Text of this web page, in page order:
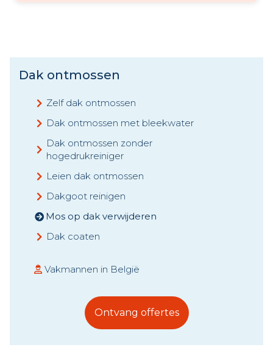
Dak ontmossen
Zelf dak ontmossen
Dak ontmossen met bleekwater
Dak ontmossen zonder
hogedrukreiniger
Leien dak ontmossen
Dakgoot reinigen
Mos op dak verwijderen
Dak coaten
Vakmannen in België
Ontvang offertes